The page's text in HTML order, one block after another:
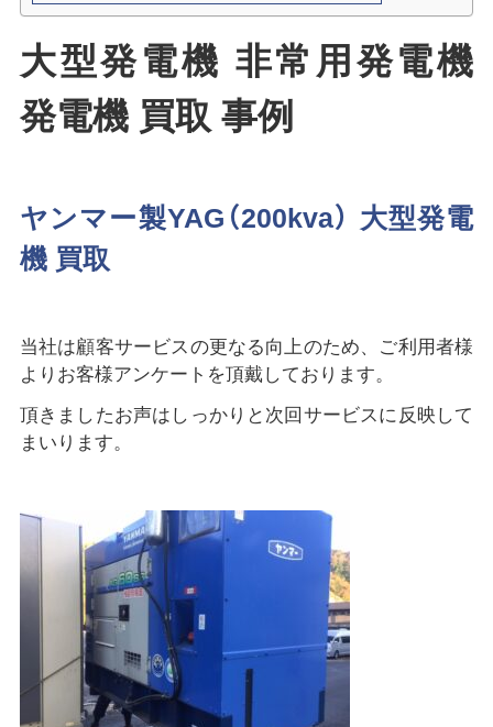
大型発電機 非常用発電機
発電機 買取 事例
ヤンマー製YAG（200kva） 大型発電
機 買取
当社は顧客サービスの更なる向上のため、ご利用者様
よりお客様アンケートを頂戴しております。
頂きましたお声はしっかりと次回サービスに反映して
まいります。